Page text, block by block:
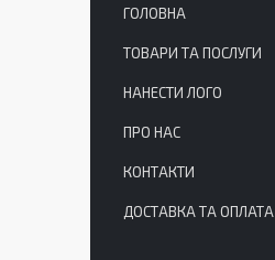
ГОЛОВНА
ТОВАРИ ТА ПОСЛУГИ
НАНЕСТИ ЛОГО
ПРО НАС
КОНТАКТИ
ДОСТАВКА ТА ОПЛАТА